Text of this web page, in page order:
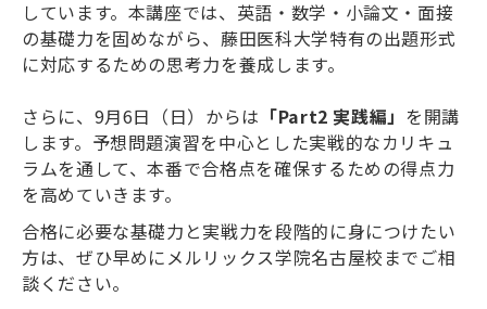
しています。本講座では、英語・数学・小論文・面接
の基礎力を固めながら、藤田医科大学特有の出題形式
に対応するための思考力を養成します。
さらに、9月6日（日）からは 「Part2 実践編」 を開講
します。予想問題演習を中心とした実戦的なカリキュ
ラムを通して、本番で合格点を確保するための得点力
を高めていきます。
合格に必要な基礎力と実戦力を段階的に身につけたい
方は、 ぜひ早めにメルリックス学院名古屋校までご相
談ください。